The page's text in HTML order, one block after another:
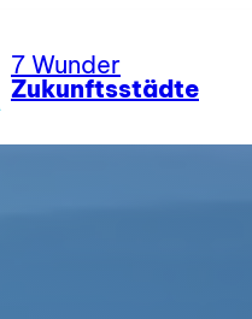
7 Wunder
Zukunftsstädte